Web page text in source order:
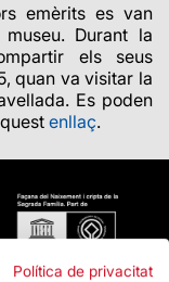
emèrits es van
Durant la
els seus
quan va visitar la
Es poden
enllaç.
Política de privacitat